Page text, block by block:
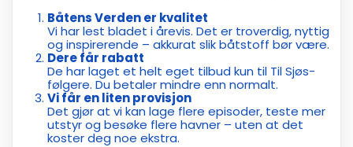
Båtens Verden er kvalitet
Vi har lest bladet i årevis. Det er troverdig, nyttig
og inspirerende – akkurat slik båtstoff bør være.
Dere får rabatt
De har laget et helt eget tilbud kun til Til Sjøs-
følgere. Du betaler mindre enn normalt.
Vi får en liten provisjon
Det gjør at vi kan lage flere episoder, teste mer
utstyr og besøke flere havner – uten at det
koster deg noe ekstra.